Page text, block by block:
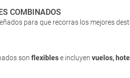
COMBINADOS
para que recorras los mejores
sonflexiblese incluyenvuelos,